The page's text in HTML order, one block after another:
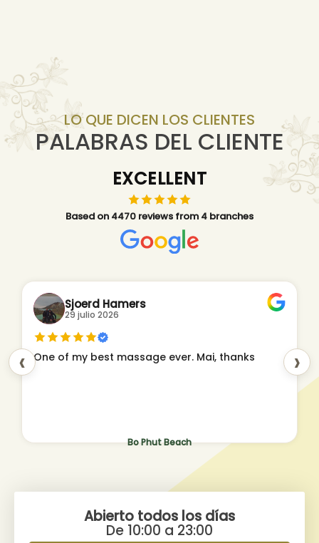
LO QUE DICEN LOS CLIENTES
PALABRAS DEL CLIENTE
EXCELLENT
Based on 4470 reviews from 4 branches
‹
Bo Phut Beach
Sjoerd Hamers
29 julio 2026
One of my best massage ever. Mai, thanks ›
Abierto todos los días
De 10:00 a 23:00